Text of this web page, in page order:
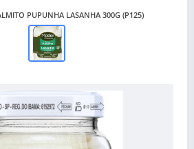
PUPUNHA LASANHA 300G (P125)